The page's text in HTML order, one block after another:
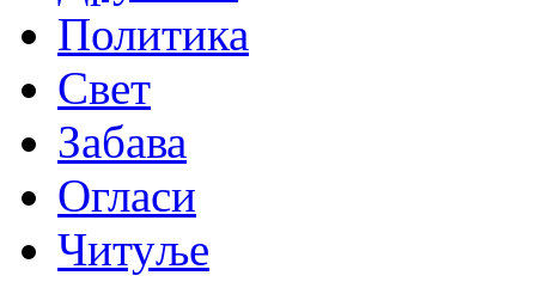
Политика
Свет
Забава
Огласи
Читуље